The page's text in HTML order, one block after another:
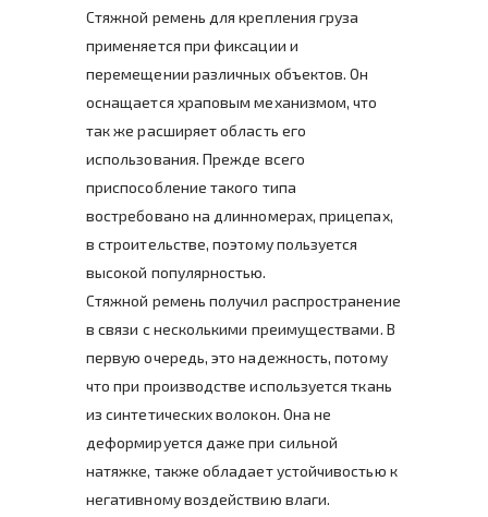
Стяжной ремень для крепления груза
применяется при фиксации и
перемещении различных объектов. Он
оснащается храповым механизмом, что
так же расширяет область его
использования. Прежде всего
приспособление такого типа
востребовано на длинномерах, прицепах,
в строительстве, поэтому пользуется
высокой популярностью.
Стяжной ремень получил распространение
в связи с несколькими преимуществами. В
первую очередь, это надежность, потому
что при производстве используется ткань
из синтетических волокон. Она не
деформируется даже при сильной
натяжке, также обладает устойчивостью к
негативному воздействию влаги.